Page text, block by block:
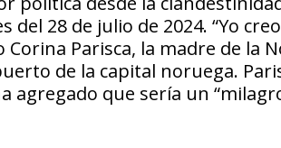
28 de julio de 2024. “Yo
Parisca, la madre de la
de la capital noruega.
agregado que sería un